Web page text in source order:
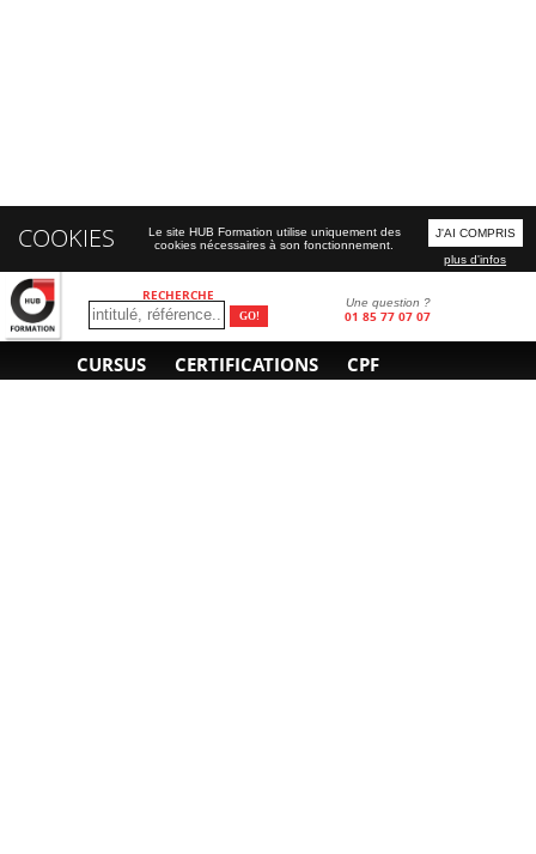
RECHERCHE Une question ?
01 85 77 07 07
CURSUS CERTIFICATIONS CPF
COOKIES
Le site HUB Formation utilise uniquement des
cookies nécessaires à son fonctionnement.
J'AI COMPRIS
plus d'infos